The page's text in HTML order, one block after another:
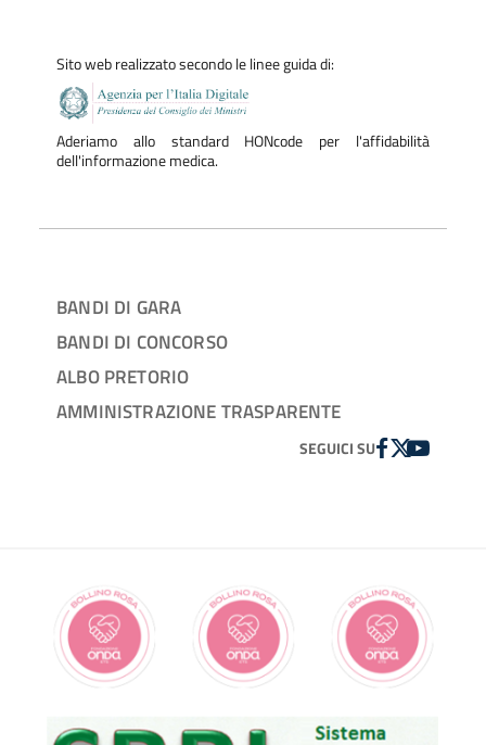
Sito web realizzato secondo le linee guida di:
Aderiamo allo standard HONcode per l'affidabilità
dell'informazione medica.
BANDI DI GARA
BANDI DI CONCORSO
ALBO PRETORIO
AMMINISTRAZIONE TRASPARENTE
SEGUICI SUFACEBOOK
TWITTER
YOUTUBE